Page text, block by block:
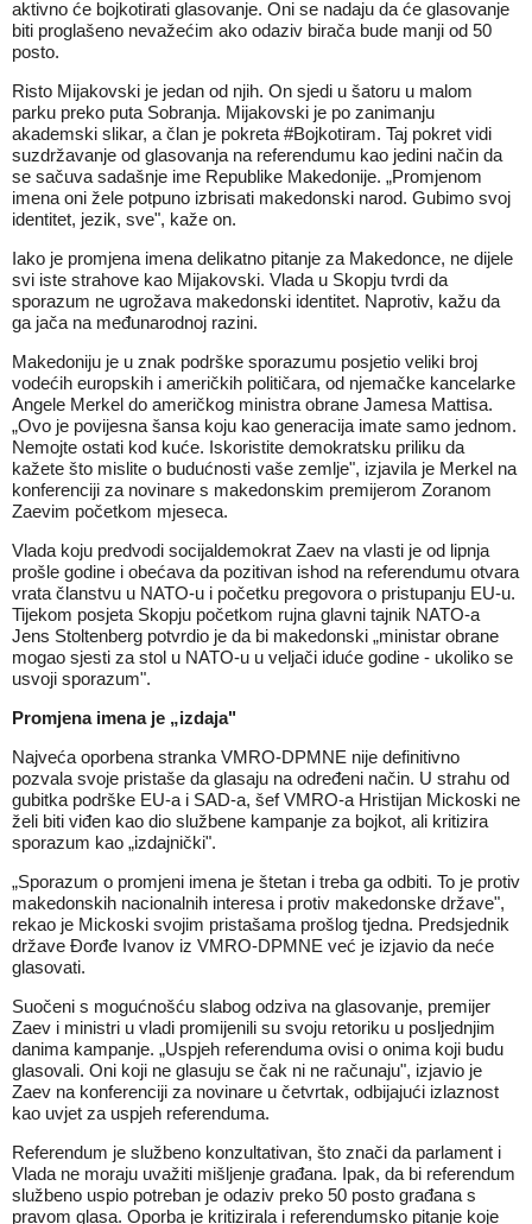
aktivno će bojkotirati glasovanje. Oni se nadaju da će glasovanje
biti proglašeno nevažećim ako odaziv birača bude manji od 50
posto.
Risto Mijakovski je jedan od njih. On sjedi u šatoru u malom
parku preko puta Sobranja. Mijakovski je po zanimanju
akademski slikar, a član je pokreta #Bojkotiram. Taj pokret vidi
suzdržavanje od glasovanja na referendumu kao jedini način da
se sačuva sadašnje ime Republike Makedonije. „Promjenom
imena oni žele potpuno izbrisati makedonski narod. Gubimo svoj
identitet, jezik, sve", kaže on.
Iako je promjena imena delikatno pitanje za Makedonce, ne dijele
svi iste strahove kao Mijakovski. Vlada u Skopju tvrdi da
sporazum ne ugrožava makedonski identitet. Naprotiv, kažu da
ga jača na međunarodnoj razini.
Makedoniju je u znak podrške sporazumu posjetio veliki broj
vodećih europskih i američkih političara, od njemačke kancelarke
Angele Merkel do američkog ministra obrane Jamesa Mattisa.
„Ovo je povijesna šansa koju kao generacija imate samo jednom.
Nemojte ostati kod kuće. Iskoristite demokratsku priliku da
kažete što mislite o budućnosti vaše zemlje", izjavila je Merkel na
konferenciji za novinare s makedonskim premijerom Zoranom
Zaevim početkom mjeseca.
Vlada koju predvodi socijaldemokrat Zaev na vlasti je od lipnja
prošle godine i obećava da pozitivan ishod na referendumu otvara
vrata članstvu u NATO-u i početku pregovora o pristupanju EU-u.
Tijekom posjeta Skopju početkom rujna glavni tajnik NATO-a
Jens Stoltenberg potvrdio je da bi makedonski „ministar obrane
mogao sjesti za stol u NATO-u u veljači iduće godine - ukoliko se
usvoji sporazum".
Promjena imena je „izdaja"
Najveća oporbena stranka VMRO-DPMNE nije definitivno
pozvala svoje pristaše da glasaju na određeni način. U strahu od
gubitka podrške EU-a i SAD-a, šef VMRO-a Hristijan Mickoski ne
želi biti viđen kao dio službene kampanje za bojkot, ali kritizira
sporazum kao „izdajnički".
„Sporazum o promjeni imena je štetan i treba ga odbiti. To je protiv
makedonskih nacionalnih interesa i protiv makedonske države",
rekao je Mickoski svojim pristašama prošlog tjedna. Predsjednik
države Đorđe Ivanov iz VMRO-DPMNE već je izjavio da neće
glasovati.
Suočeni s mogućnošću slabog odziva na glasovanje, premijer
Zaev i ministri u vladi promijenili su svoju retoriku u posljednjim
danima kampanje. „Uspjeh referenduma ovisi o onima koji budu
glasovali. Oni koji ne glasuju se čak ni ne računaju", izjavio je
Zaev na konferenciji za novinare u četvrtak, odbijajući izlaznost
kao uvjet za uspjeh referenduma.
Referendum je službeno konzultativan, što znači da parlament i
Vlada ne moraju uvažiti mišljenje građana. Ipak, da bi referendum
službeno uspio potreban je odaziv preko 50 posto građana s
pravom glasa. Oporba je kritizirala i referendumsko pitanje koje